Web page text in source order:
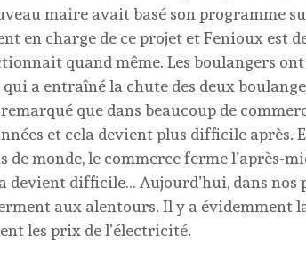
maire avait basé son programme
en charge de ce projet et Fenioux est
quand même. Les boulangers ont
qui a entraîné la chute des deux
que dans beaucoup de
et cela devient plus difficile après.
monde, le commerce ferme l’après-
devient difficile… Aujourd’hui, dans nos
aux alentours. Il y a évidemment
les prix de l’électricité.